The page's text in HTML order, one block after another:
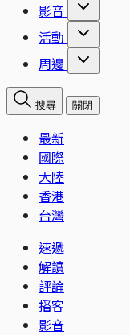
影音
活動
周邊
搜尋 關閉
最新
國際
大陸
香港
台灣
速遞
解讀
評論
播客
影音